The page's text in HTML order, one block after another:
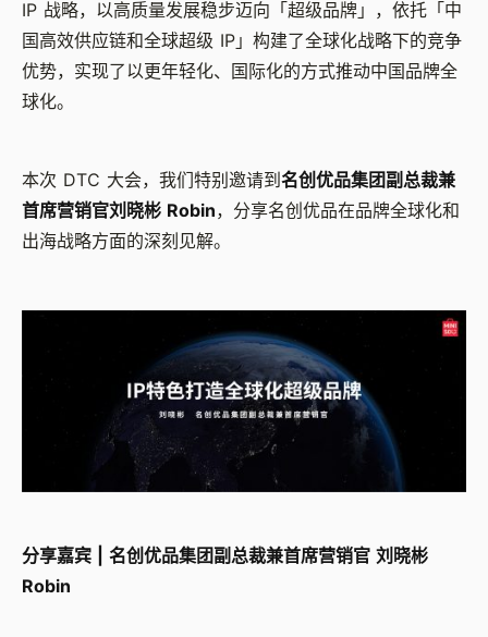
IP 战略，以高质量发展稳步迈向「超级品牌」，依托「中
国高效供应链和全球超级 IP」构建了全球化战略下的竞争
优势，实现了以更年轻化、国际化的方式推动中国品牌全
球化。
本次 DTC 大会，我们特别邀请到 名创优品集团副总裁兼
首席营销官刘晓彬 Robin，分享名创优品在品牌全球化和
出海战略方面的深刻见解。
分享嘉宾 | 名创优品集团副总裁兼首席营销官 刘晓彬
Robin